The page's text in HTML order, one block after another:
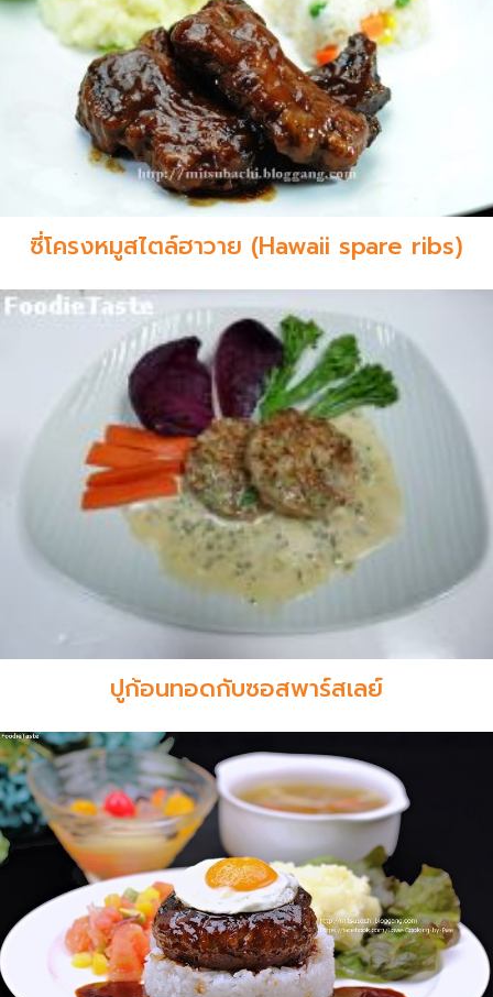
ซี่โครงหมูสไตล์ฮาวาย (Hawaii spare ribs)
ปูก้อนทอดกับซอสพาร์สเลย์